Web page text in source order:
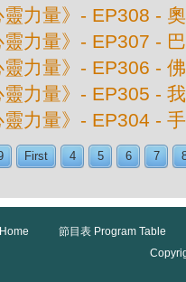
靈力量》- EP308 -
靈力量》- EP307 -
靈力量》- EP306 -
靈力量》- EP305 -
靈力量》- EP304 -
First 4 5 6 7
節目表 Program Table